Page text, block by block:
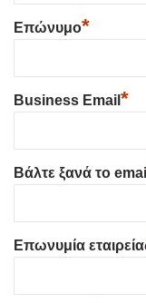
Επώνυμο*
Business Email *
Βάλτε ξανά το email
Επωνυμία